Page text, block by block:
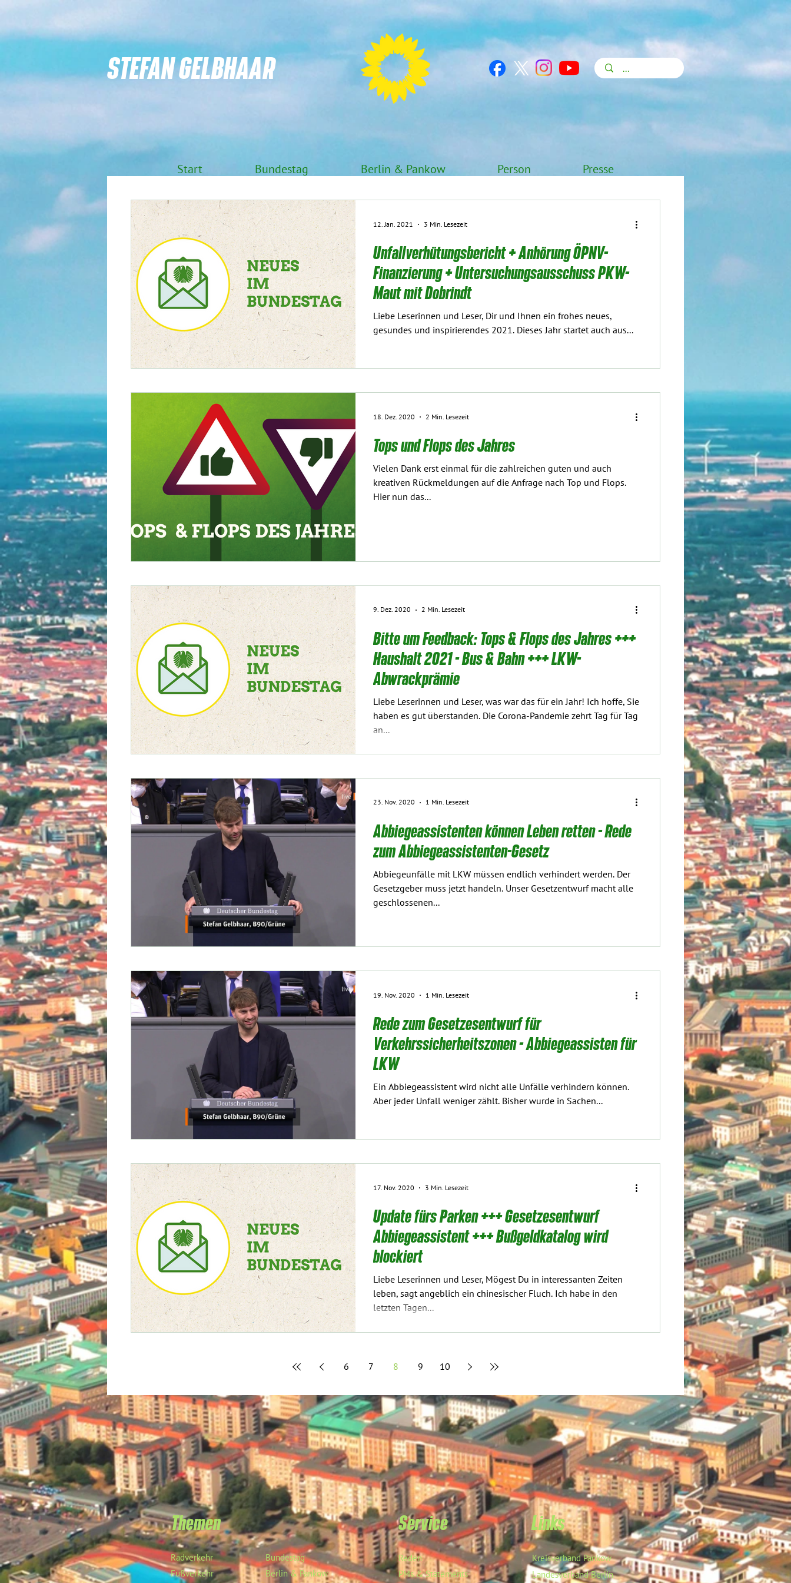
STEFAN GELBHAAR
Unfallverhütungsbericht + Anhörung ÖPNV-
Finanzierung + Untersuchungsausschuss PKW-
Maut mit Dobrindt
Liebe Leserinnen und Leser, Dir und Ihnen ein frohes neues,
gesundes und inspirierendes 2021. Dieses Jahr startet auch aus...
12. Jan. 2021 3 Min. Lesezeit
Tops und Flops des Jahres
Vielen Dank erst einmal für die zahlreichen guten und auch
kreativen Rückmeldungen auf die Anfrage nach Top und Flops.
Hier nun das...
18. Dez. 2020 2 Min. Lesezeit
Bitte um Feedback: Tops & Flops des Jahres +++
Haushalt 2021 - Bus & Bahn +++ LKW-
Abwrackprämie
Liebe Leserinnen und Leser, was war das für ein Jahr! Ich hoffe, Sie
haben es gut überstanden. Die Corona-Pandemie zehrt Tag für Tag
an...
9. Dez. 2020 2 Min. Lesezeit
Abbiegeassistenten können Leben retten - Rede
zum Abbiegeassistenten-Gesetz
Abbiegeunfälle mit LKW müssen endlich verhindert werden. Der
Gesetzgeber muss jetzt handeln. Unser Gesetzentwurf macht alle
geschlossenen...
23. Nov. 2020 1 Min. Lesezeit
Rede zum Gesetzesentwurf für
Verkehrssicherheitszonen - Abbiegeassisten für
LKW
Ein Abbiegeassistent wird nicht alle Unfälle verhindern können.
Aber jeder Unfall weniger zählt. Bisher wurde in Sachen...
19. Nov. 2020 1 Min. Lesezeit
Update fürs Parken +++ Gesetzesentwurf
Abbiegeassistent +++ Bußgeldkatalog wird
blockiert
Liebe Leserinnen und Leser, Mögest Du in interessanten Zeiten
leben, sagt angeblich ein chinesischer Fluch. Ich habe in den
letzten Tagen...
17. Nov. 2020 3 Min. Lesezeit
6 7 8 9 10
Start Bundestag Berlin & Pankow Person Presse
Themen
Radverkehr
Fußverkehr
Bundestag
Berlin & Pankow
Service
Reden
PMs & Statements
Links
Kreisverband Pankow
Landesverband Berlin